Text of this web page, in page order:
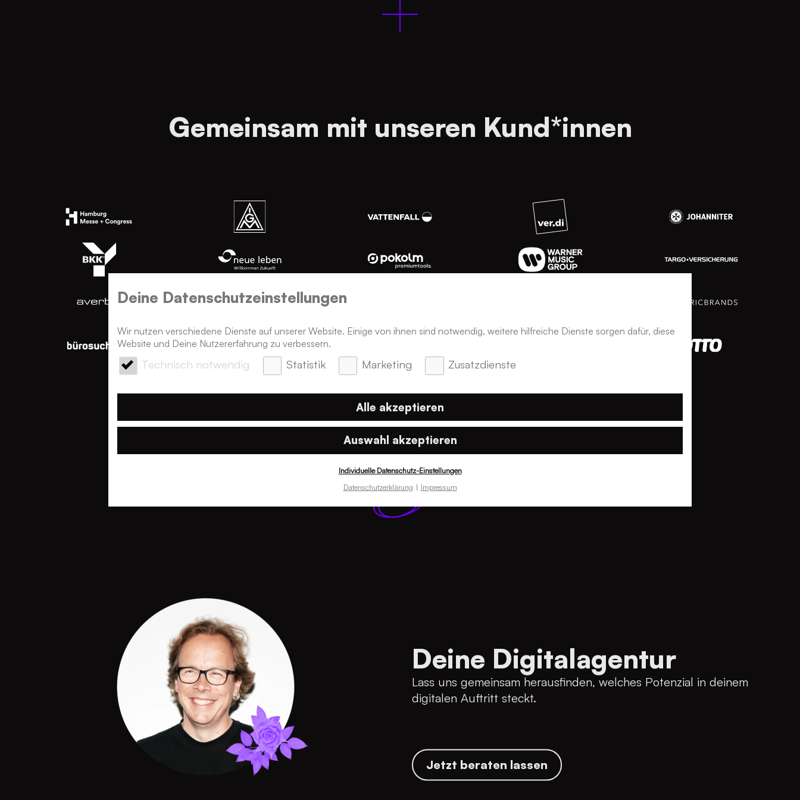
Deine Datenschutz­einstellungen
Wir nutzen verschiedene Dienste auf unserer Website. Einige von ihnen sind notwendig, weitere hilfreiche Dienste sorgen dafür, diese
Website und Deine Nutzererfahrung zu verbessern.
Technisch notwendig Statistik Marketing Zusatzdienste
Alle akzeptieren
Auswahl akzeptieren
Individuelle Datenschutz-Einstellungen
Datenschutzerklärung
Impressum
Gemeinsam mit unseren Kund*innen
Deine Digitalagentur
Lass uns gemeinsam herausfinden, welches Potenzial in deinem
digitalen Auftritt steckt.
Jetzt beraten lassen